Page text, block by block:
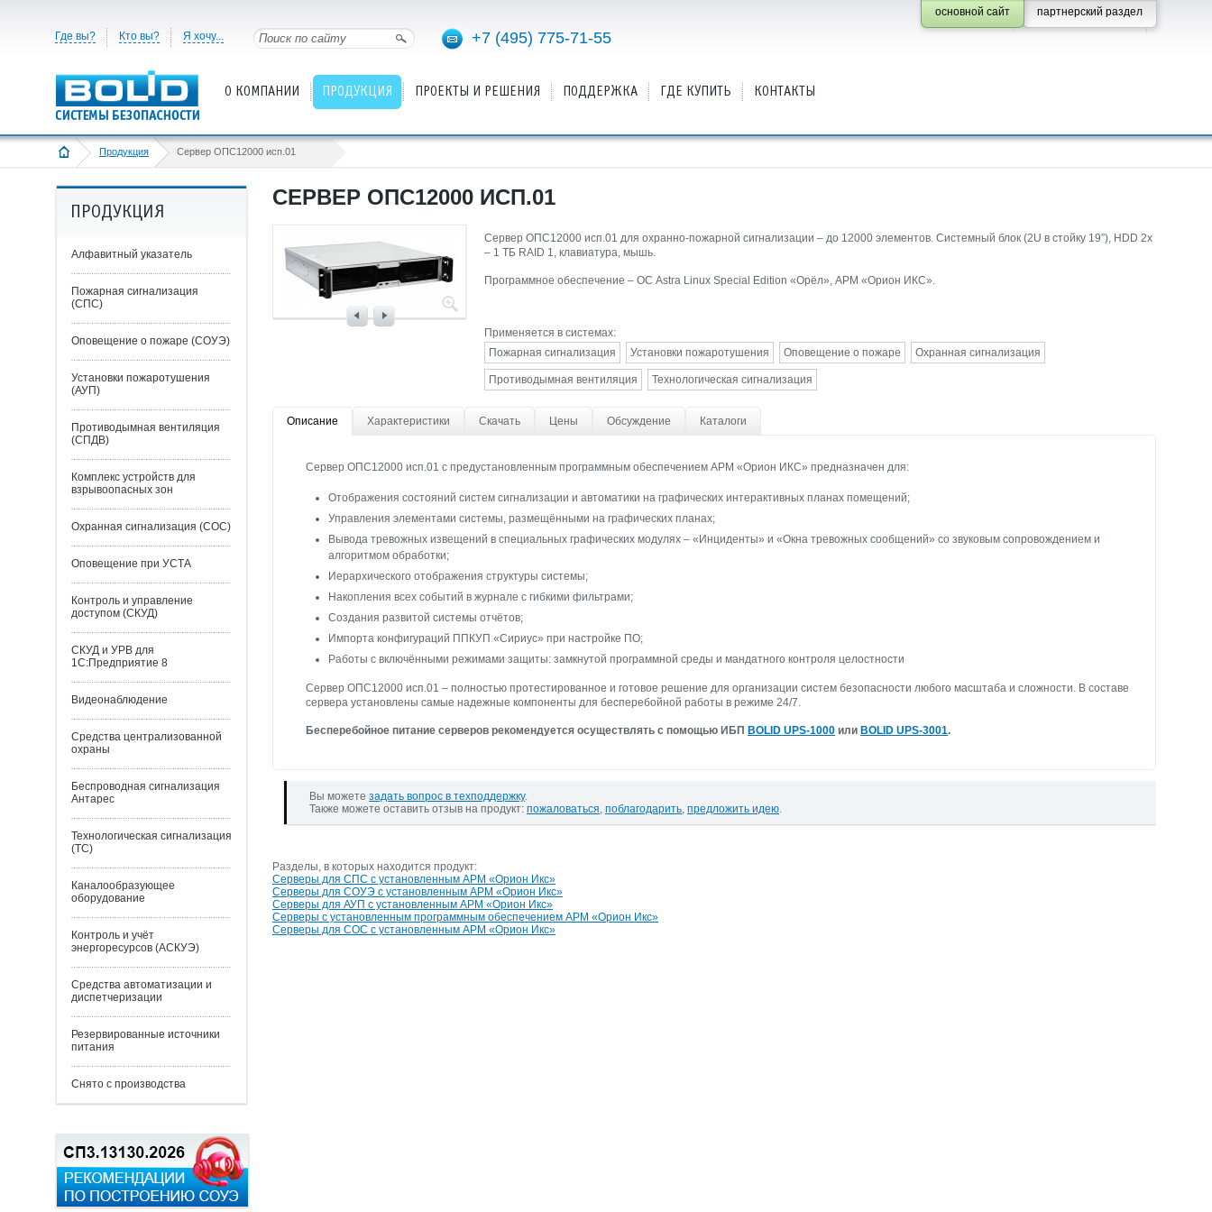
Где вы? Кто вы? Я хочу... +7 (495) 775-71-55
партнерский раздел
основной сайт
О КОМПАНИИ ПРОДУКЦИЯ ПРОЕКТЫ И РЕШЕНИЯ ПОДДЕРЖКА ГДЕ КУПИТЬ КОНТАКТЫ
Продукция Сервер ОПС12000 исп.01
ПРОДУКЦИЯ
Алфавитный указатель
Пожарная сигнализация
(СПС)
Оповещение о пожаре (СОУЭ)
Установки пожаротушения
(АУП)
Противодымная вентиляция
(СПДВ)
Комплекс устройств для
взрывоопасных зон
Охранная сигнализация (СОС)
Оповещение при УСТА
Контроль и управление
доступом (СКУД)
СКУД и УРВ для
1С:Предприятие 8
Видеонаблюдение
Средства централизованной
охраны
Беспроводная сигнализация
Антарес
Технологическая сигнализация
(ТС)
Каналообразующее
оборудование
Контроль и учёт
энергоресурсов (АСКУЭ)
Средства автоматизации и
диспетчеризации
Резервированные источники
питания
Снято с производства
СЕРВЕР ОПС12000 ИСП.01
Сервер ОПС12000 исп.01 для охранно-пожарной сигнализации – до 12000 элементов. Системный блок (2U в стойку 19”), HDD 2x
– 1 ТБ RAID 1, клавиатура, мышь.
Программное обеспечение – ОС Astra Linux Special Edition «Орёл», АРМ «Орион ИКС».
Применяется в системах:
Пожарная сигнализация
Установки пожаротушения Оповещение о пожаре Охранная сигнализация
Противодымная вентиляция Технологическая сигнализация
Описание Характеристики Скачать Цены Обсуждение Каталоги
Сервер ОПС12000 исп.01 с предустановленным программным обеспечением АРМ «Орион ИКС» предназначен для:
Отображения состояний систем сигнализации и автоматики на графических интерактивных планах помещений;
Управления элементами системы, размещёнными на графических планах;
Вывода тревожных извещений в специальных графических модулях – «Инциденты» и «Окна тревожных сообщений» со звуковым сопровождением и
алгоритмом обработки;
Иерархического отображения структуры системы;
Накопления всех событий в журнале с гибкими фильтрами;
Создания развитой системы отчётов;
Импорта конфигураций ППКУП «Сириус» при настройке ПО;
Работы с включёнными режимами защиты: замкнутой программной среды и мандатного контроля целостности
Сервер ОПС12000 исп.01 – полностью протестированное и готовое решение для организации систем безопасности любого масштаба и сложности. В составе
сервера установлены самые надежные компоненты для бесперебойной работы в режиме 24/7.
Бесперебойное питание серверов рекомендуется осуществлять с помощью ИБП BOLID UPS-1000 или BOLID UPS-3001.
Вы можете задать вопрос в техподдержку.
Также можете оставить отзыв на продукт: пожаловаться, поблагодарить, предложить идею.
Разделы, в которых находится продукт:
Серверы для СПС с установленным АРМ «Орион Икс»
Серверы для СОУЭ с установленным АРМ «Орион Икс»
Серверы для АУП с установленным АРМ «Орион Икс»
Серверы с установленным программным обеспечением АРМ «Орион Икс»
Серверы для СОС с установленным АРМ «Орион Икс»